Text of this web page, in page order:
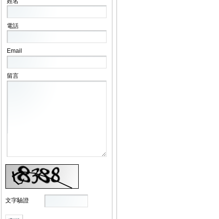
電話
Email
留言
文字驗證